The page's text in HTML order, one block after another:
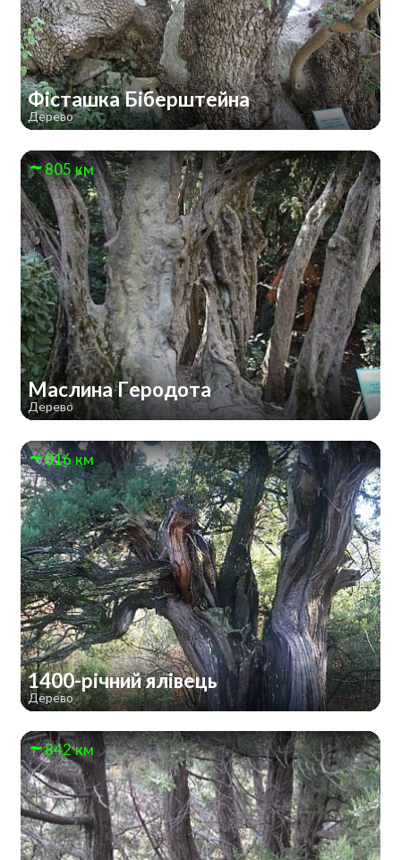
Фісташка Біберштейна
Дерево
805 км
Маслина Геродота
Дерево
816 км
1400-річний ялівець
Дерево
842 км